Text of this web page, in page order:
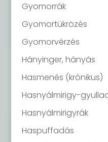
Gyomorrák
Gyomortükrözés
Gyomorvérzés
Hányinger, hányás
Hasmenés (krónikus)
Hasnyálmirigy-
Hasnyálmirigyrák
Haspuffadás